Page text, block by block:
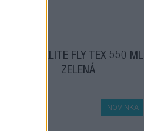
FĽAŠA ELITE FLY TEX 550 ML
ZELENÁ
NOVINKA